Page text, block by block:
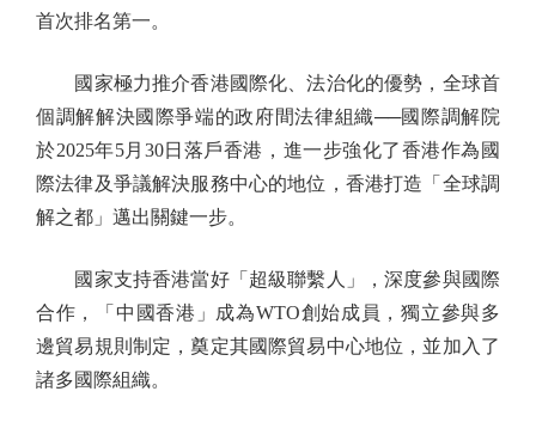
首次排名第一。
國家極力推介香港國際化、法治化的優勢，全球首
個調解解決國際爭端的政府間法律組織──國際調解院
於2025年5月30日落戶香港，進一步強化了香港作為國
際法律及爭議解決服務中心的地位，香港打造「全球調
解之都」邁出關鍵一步。
國家支持香港當好「超級聯繫人」，深度參與國際
合作，「中國香港」成為WTO創始成員，獨立參與多
邊貿易規則制定，奠定其國際貿易中心地位，並加入了
諸多國際組織。